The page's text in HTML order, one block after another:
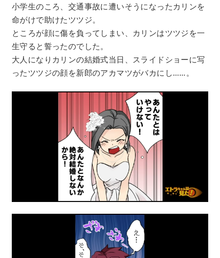
小学生のころ、交通事故に遭いそうになったカリンを
命がけで助けたツツジ。
ところが顔に傷を負ってしまい、カリンはツツジを一
生守ると誓ったのでした。
大人になりカリンの結婚式当日、スライドショーに写
ったツツジの顔を新郎のアカマツがバカにし……。